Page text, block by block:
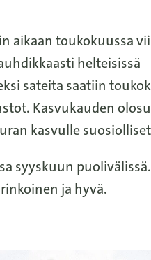
aikaan toukokuussa
helteisissä
sateita saatiin
Kasvukauden
kasvulle
syyskuun puolivälissä.
ja hyvä.